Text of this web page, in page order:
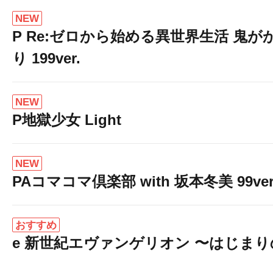
NEW
P Re:ゼロから始める異世界生活 鬼が
り 199ver.
NEW
P地獄少女 Light
NEW
PAコマコマ倶楽部 with 坂本冬美
おすすめ
e 新世紀エヴァンゲリオン 〜はじま